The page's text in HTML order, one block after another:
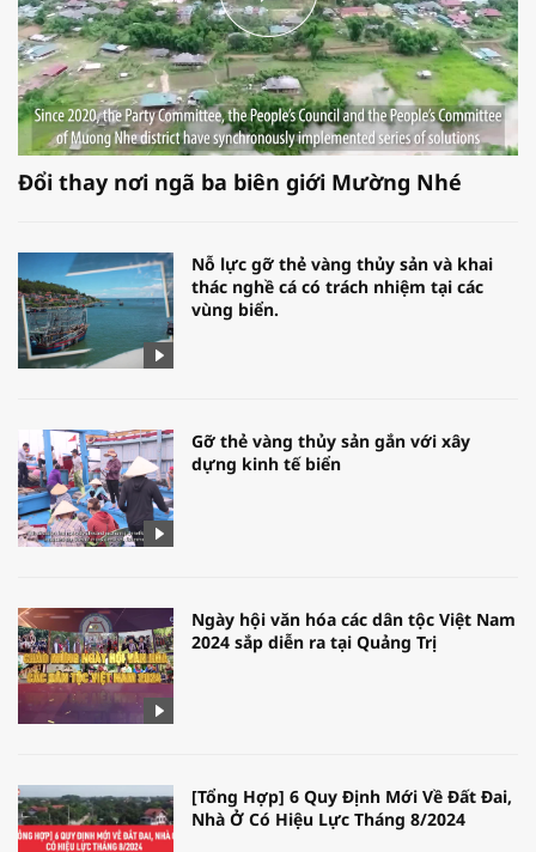
Đổi thay nơi ngã ba biên giới Mường Nhé
Nỗ lực gỡ thẻ vàng thủy sản và khai
thác nghề cá có trách nhiệm tại các
vùng biển.
Gỡ thẻ vàng thủy sản gắn với xây
dựng kinh tế biển
Ngày hội văn hóa các dân tộc Việt Nam
2024 sắp diễn ra tại Quảng Trị
[Tổng Hợp] 6 Quy Định Mới Về Đất Đai,
Nhà Ở Có Hiệu Lực Tháng 8/2024